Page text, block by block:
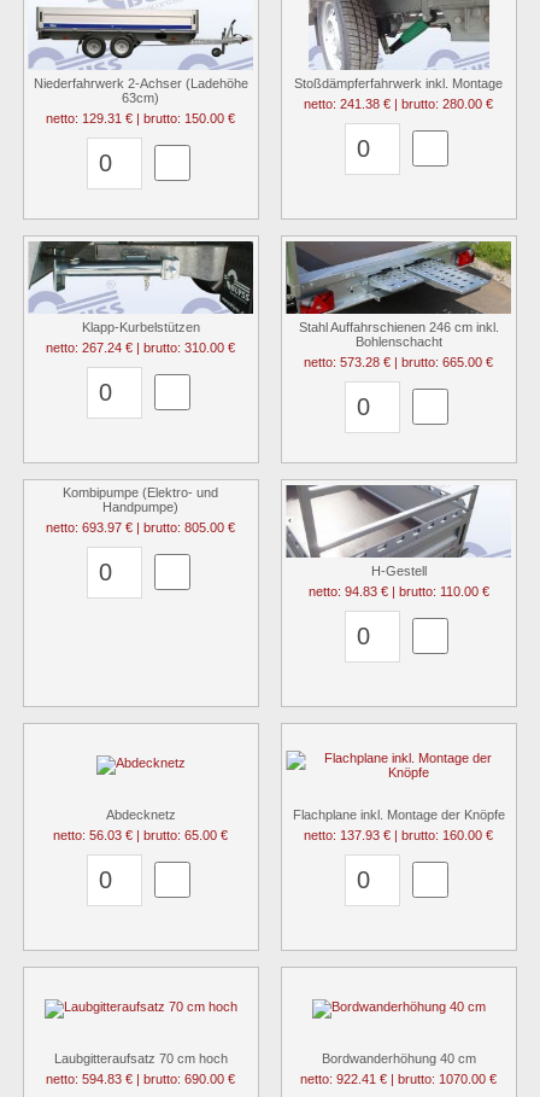
Niederfahrwerk 2-Achser (Ladehöhe
63cm)
netto: 129.31 € | brutto: 150.00 €
Stoßdämpferfahrwerk inkl. Montage
netto: 241.38 € | brutto: 280.00 €
Klapp-Kurbelstützen
netto: 267.24 € | brutto: 310.00 €
Stahl Auffahrschienen 246 cm inkl.
Bohlenschacht
netto: 573.28 € | brutto: 665.00 €
Kombipumpe (Elektro- und
Handpumpe)
netto: 693.97 € | brutto: 805.00 €
H-Gestell
netto: 94.83 € | brutto: 110.00 €
Abdecknetz
netto: 56.03 € | brutto: 65.00 €
Flachplane inkl. Montage der Knöpfe
netto: 137.93 € | brutto: 160.00 €
Laubgitteraufsatz 70 cm hoch
netto: 594.83 € | brutto: 690.00 €
Bordwanderhöhung 40 cm
netto: 922.41 € | brutto: 1070.00 €